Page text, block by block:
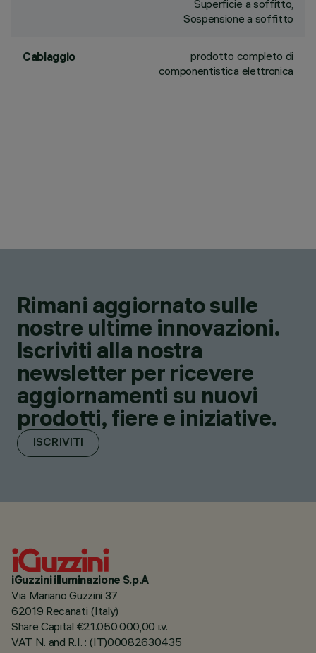
Superficie a soffitto,
Sospensione a soffitto
Cablaggio
prodotto completo di
componentistica elettronica
Rimani aggiornato sulle
nostre ultime innovazioni.
Iscriviti alla nostra
newsletter per ricevere
aggiornamenti su nuovi
prodotti, fiere e iniziative.
ISCRIVITI
iGuzzini illuminazione S.p.A
Via Mariano Guzzini 37
62019 Recanati (Italy)
Share Capital €21.050.000,00 i.v.
VAT N. and R.I. : (IT)00082630435